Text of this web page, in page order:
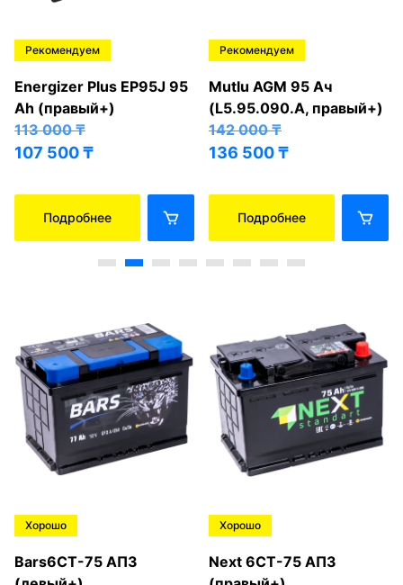
Рекомендуем
Energizer Plus EP95J 95
Ah (правый+)
113 000₸
107 500₸
Подробнее
Рекомендуем
Mutlu AGM 95 Ач
(L5.95.090.A, правый+)
142 000₸
136 500₸
Подробнее
Хорошо
Bars6СТ-75 АПЗ
Хорошо
Next 6СТ-75 АПЗ